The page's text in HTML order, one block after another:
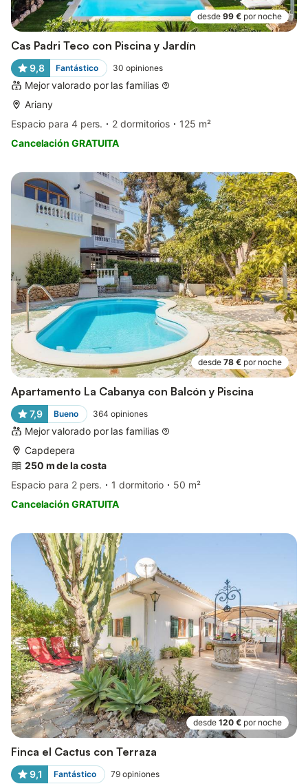
desde 99 € por noche
Cas Padri Teco con Piscina y Jardín
9,8 Fantástico 30 opiniones
Mejor valorado por las familias
Ariany
Espacio para 4 pers.
2 dormitorios
125 m²
Cancelación GRATUITA
desde 78 € por noche
Apartamento La Cabanya con Balcón y Piscina
7,9 Bueno 364 opiniones
Mejor valorado por las familias
Capdepera
250 m de la costa
Espacio para 2 pers.
1 dormitorio
50 m²
Cancelación GRATUITA
desde 120 € por noche
Finca el Cactus con Terraza
9,1 Fantástico 79 opiniones